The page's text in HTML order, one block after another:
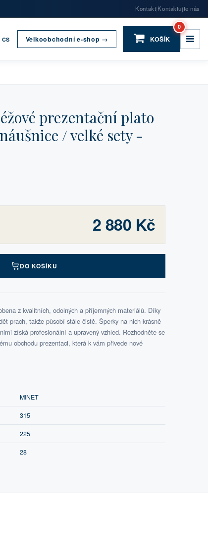
Kontakt|Kontaktujte nás
CS Velkoobchodní e-shop → KOŠÍK
0
prezentační plato
/ velké sety -
2 880 Kč
DO KOŠÍKU
z kvalitních, odolných a příjemných materiálů. Díky
prach, takže působí stále čistě. Šperky na nich krásně
získá profesionální a upravený vzhled. Rozhodněte se
obchodu prezentaci, která k vám přivede nové
MINET
315
225
28